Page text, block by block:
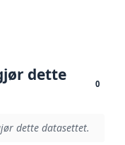
dette
0
dette datasettet.